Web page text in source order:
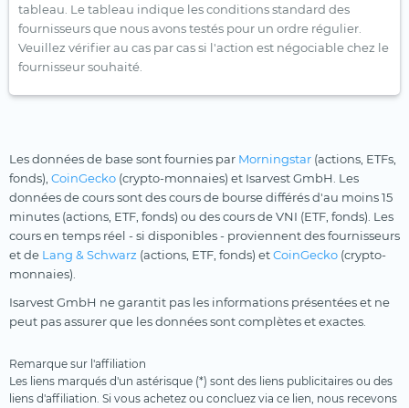
tableau. Le tableau indique les conditions standard des
fournisseurs que nous avons testés pour un ordre régulier.
Veuillez vérifier au cas par cas si l'action est négociable chez le
fournisseur souhaité.
Les données de base sont fournies par Morningstar (actions, ETFs,
fonds), CoinGecko (crypto-monnaies) et Isarvest GmbH. Les
données de cours sont des cours de bourse différés d'au moins 15
minutes (actions, ETF, fonds) ou des cours de VNI (ETF, fonds). Les
cours en temps réel - si disponibles - proviennent des fournisseurs
et de Lang & Schwarz (actions, ETF, fonds) etCoinGecko (crypto-
monnaies).
Isarvest GmbH ne garantit pas les informations présentées et ne
peut pas assurer que les données sont complètes et exactes.
Remarque sur l'affiliation
Les liens marqués d'un astérisque (*) sont des liens publicitaires ou des
liens d'affiliation. Si vous achetez ou concluez via ce lien, nous recevons